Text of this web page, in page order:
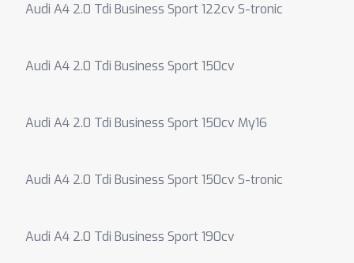
Audi A4 2.0 Tdi Business Sport 122cv S-tronic
Audi A4 2.0 Tdi Business Sport 150cv
Audi A4 2.0 Tdi Business Sport 150cv My16
Audi A4 2.0 Tdi Business Sport 150cv S-tronic
Audi A4 2.0 Tdi Business Sport 190cv